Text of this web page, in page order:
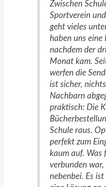
Zwischen
Sportverein
geht vieles
haben uns eine
nachdem der
Monat kam.
werfen die
ist sicher,
Nachbarn
praktisch: Die
Schule raus.
perfekt zum
kaum auf. Was
verbunden
nebenbei. Es